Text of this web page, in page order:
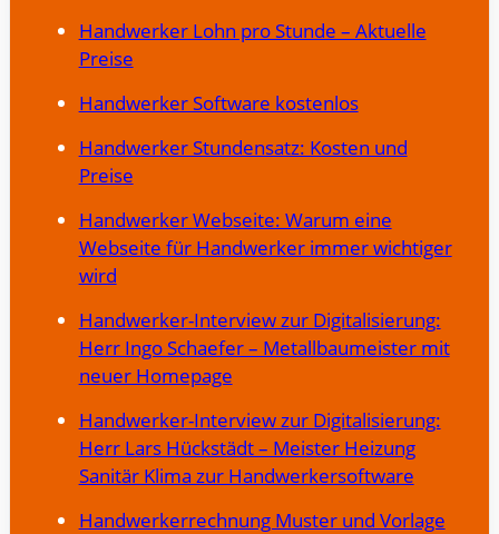
Handwerker Lohn pro Stunde – Aktuelle
Preise
Handwerker Software kostenlos
Handwerker Stundensatz: Kosten und
Preise
Handwerker Webseite: Warum eine
Webseite für Handwerker immer wichtiger
wird
Handwerker-Interview zur Digitalisierung:
Herr Ingo Schaefer – Metallbaumeister mit
neuer Homepage
Handwerker-Interview zur Digitalisierung:
Herr Lars Hückstädt – Meister Heizung
Sanitär Klima zur Handwerkersoftware
Handwerkerrechnung Muster und Vorlage